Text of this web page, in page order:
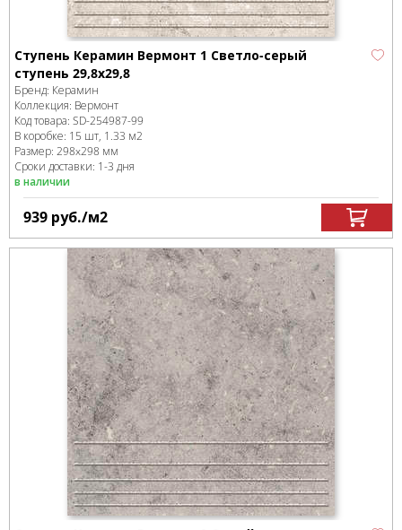
Ступень Керамин Вермонт 1 Светло-серый
ступень 29,8х29,8
Бренд: Керамин
Коллекция: Вермонт
Код товара: SD-254987-99
В коробке: 15 шт, 1.33 м2
Размер: 298x298 мм
Сроки доставки: 1-3 дня
в наличии
939 руб./м2